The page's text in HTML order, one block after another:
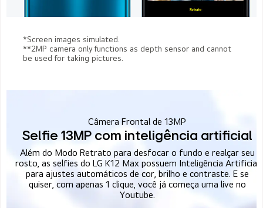
*Screen images simulated.
**2MP camera only functions as depth sensor and cannot
be used for taking pictures.
Câmera Frontal de 13MP
Selfie 13MP com inteligência artificial
Além do Modo Retrato para desfocar o fundo e realçar seu
rosto, as selfies do LG K12 Max possuem Inteligência Artificial
para ajustes automáticos de cor, brilho e contraste. E se
quiser, com apenas 1 clique, você já começa uma live no
Youtube.